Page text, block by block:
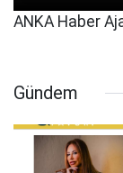
ANKA Haber
Gündem